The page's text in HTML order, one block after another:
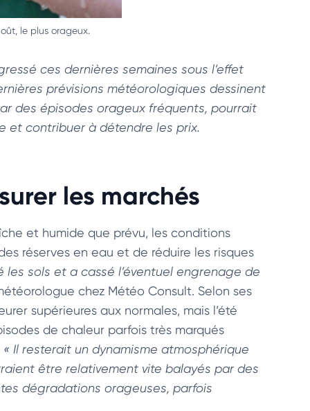
le plus orageux.
ces dernières semaines sous l’effet
prévisions météorologiques dessinent
des épisodes orageux fréquents, pourrait
et contribuer à détendre les prix.
les marchés
et humide que prévu, les conditions
réserves en eau et de réduire les risques
les sols et a cassé l’éventuel engrenage de
chez Météo Consult. Selon ses
supérieures aux normales, mais l’été
de chaleur parfois très marqués
« Il resterait un dynamisme atmosphérique
être relativement vite balayés par des
dégradations orageuses, parfois